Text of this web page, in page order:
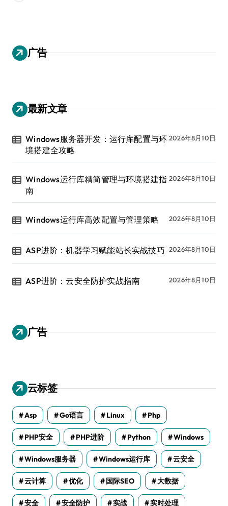
广告
最新文章
Windows服务器开发：运行库配置与环
境搭建全攻略
2026年8月10日
Windows运行库精简管理与环境搭建指
南
2026年8月10日
Windows运行库高效配置与管理策略 2026年8月10日
ASP进阶：机器学习赋能站长实战技巧 2026年8月10日
ASP进阶：云安全防护实战指南 2026年8月10日
广告
云标签
Asp Go语言 Linux Php
PHP安全 PHP进阶 Python Windows
Windows服务器 Windows运行库 云安全
云计算 优化 国际SEO 大数据
安全 安全防护 实战 实时处理